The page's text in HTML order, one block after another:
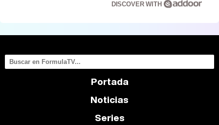
DISCOVER WITH
Portada
Noticias
Series